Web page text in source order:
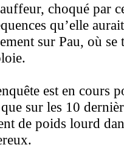
choqué par
qu’elle
sur Pau, où
est en cours
sur les 10
de poids lourd